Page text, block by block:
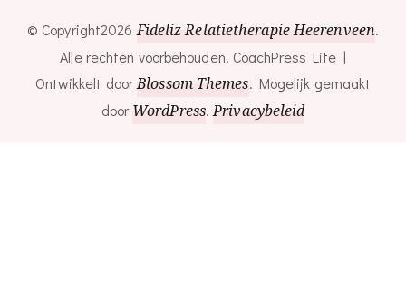
© Copyright2026 Fideliz Relatietherapie Heerenveen.
Alle rechten voorbehouden. CoachPress Lite |
Ontwikkelt doorBlossom Themes. Mogelijk gemaakt
doorWordPress. Privacybeleid